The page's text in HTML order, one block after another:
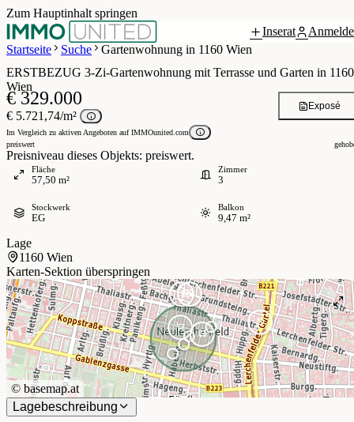
Zum Hauptinhalt springen
Inserat
Startseite
Suche Gartenwohnung in 1160 Wien
Grundriss
ERSTBEZUG 3-Zi-Gartenwohnung mit Terrasse und Garten in 1160
Wien
€ 329.000
€ 5.721,74/m²
Im Vergleich zu aktiven Angeboten auf IMMOunited.com
preiswert
Preisniveau dieses Objekts: preiswert.
Exposé
Fläche
57,50 m²
Zimmer
3
Stockwerk
EG
Balkon
9,47 m²
Lage
1160 Wien
Karten-Sektion überspringen
© basemap.at
Lagebeschreibung